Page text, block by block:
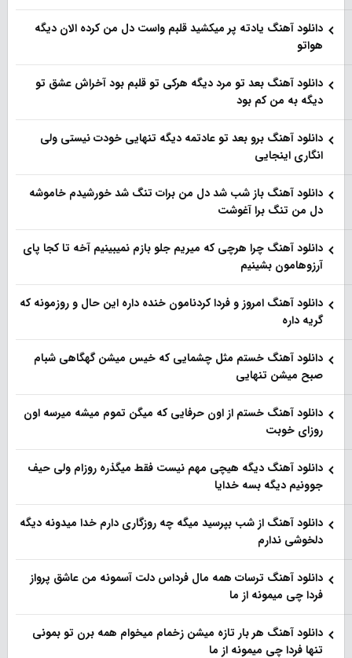
دانلود آهنگ یادته پر میکشید قلبم واست دل من کرده الان دیگه
هواتو
دانلود آهنگ بعد تو مرد دیگه هرکی تو قلبم بود آخراش عشق تو
دیگه به من کم بود
دانلود آهنگ برو بعد تو عادتمه دیگه تنهایی خودت نیستی ولی
انگاری اینجایی
دانلود آهنگ باز شب شد دل من برات تنگ شد خورشیدم خاموشه
دل من تنگ برا آغوشت
دانلود آهنگ چرا هرچی که میریم جلو بازم نمیبینیم آخه تا کجا پای
آرزوهامون بشینیم
دانلود آهنگ امروز و فردا کردنامون خنده داره این حال و روزمونه که
گریه داره
دانلود آهنگ خستم مثل چشمایی که خیس میشن گهگاهی شبام
صبح میشن تنهایی
دانلود آهنگ خستم از اون حرفایی که میگن تموم میشه میرسه اون
روزای خوبت
دانلود آهنگ دیگه هیچی مهم نیست فقط میگذره روزام ولی حیف
جوونیم دیگه بسه خدایا
دانلود آهنگ از شب بپرسید میگه چه روزگاری دارم خدا میدونه دیگه
دلخوشی ندارم
دانلود آهنگ ترسات همه مال فرداس دلت آسمونه من عاشق پرواز
فردا چی میمونه از ما
دانلود آهنگ هر بار تازه میشن زخمام میخوام همه برن تو بمونی
تنها فردا چی میمونه از ما